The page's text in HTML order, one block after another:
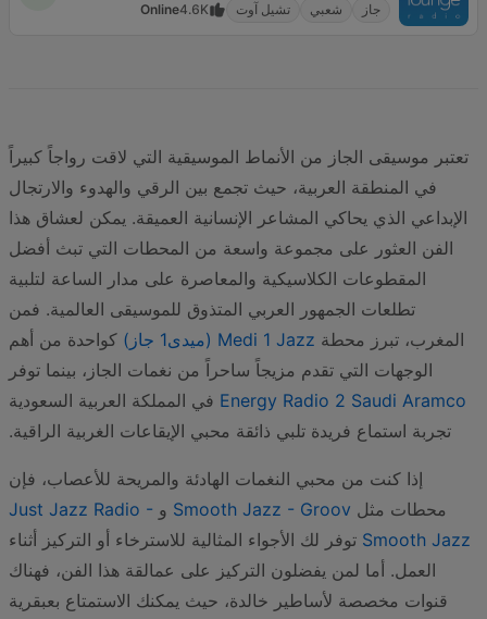
جاز
شعبي تشيل آوت 4.6K
Online
تعتبر موسيقى الجاز من الأنماط الموسيقية التي لاقت رواجاً كبيراً
في المنطقة العربية، حيث تجمع بين الرقي والهدوء والارتجال
الإبداعي الذي يحاكي المشاعر الإنسانية العميقة. يمكن لعشاق هذا
الفن العثور على مجموعة واسعة من المحطات التي تبث أفضل
المقطوعات الكلاسيكية والمعاصرة على مدار الساعة لتلبية
تطلعات الجمهور العربي المتذوق للموسيقى العالمية. فمن
المغرب، تبرز محطة Medi 1 Jazz (ميدى1 جاز)
كواحدة من أهم
الوجهات التي تقدم مزيجاً ساحراً من نغمات الجاز، بينما توفر
Energy Radio 2 Saudi Aramco في المملكة العربية السعودية
تجربة استماع فريدة تلبي ذائقة محبي الإيقاعات الغربية الراقية.
إذا كنت من محبي النغمات الهادئة والمريحة للأعصاب، فإن
محطات مثل Smooth Jazz - Groov و Just Jazz Radio -
Smooth Jazz توفر لك الأجواء المثالية للاسترخاء أو التركيز أثناء
العمل. أما لمن يفضلون التركيز على عمالقة هذا الفن، فهناك
قنوات مخصصة لأساطير خالدة، حيث يمكنك الاستمتاع بعبقرية